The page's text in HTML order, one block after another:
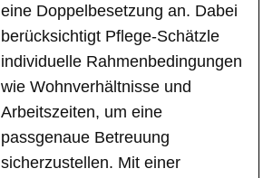
eine Doppelbesetzung an. Dabei
berücksichtigt Pflege-Schätzle
individuelle Rahmenbedingungen
wie Wohnverhältnisse und
Arbeitszeiten, um eine
passgenaue Betreuung
sicherzustellen. Mit einer